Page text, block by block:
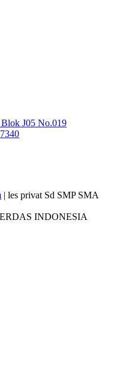
Blok J05 No.019
| les privat Sd SMP SMA
INDONESIA